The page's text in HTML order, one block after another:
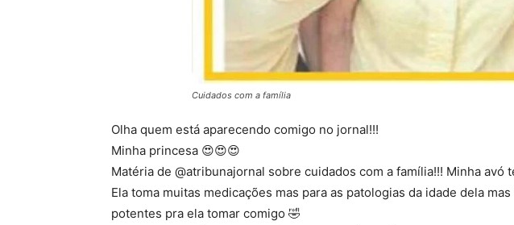
Cuidados com a família
Olha quem está aparecendo comigo no jornal!!!
Minha princesa 😍😍😍
Matéria de @atribunajornal sobre cuidados com a família!!! Minha avó
Ela toma muitas medicações mas para as patologias da idade dela
potentes pra ela tomar comigo 🤣